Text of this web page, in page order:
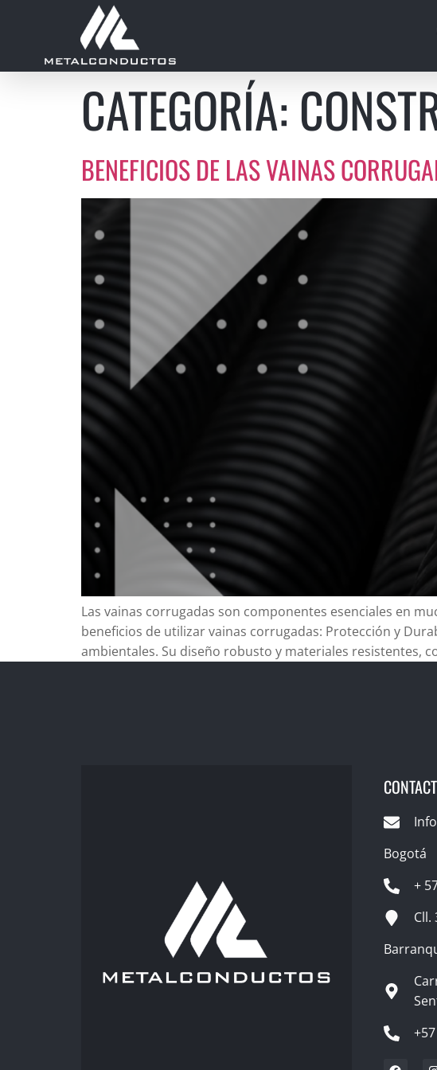
CATEGORÍA:
BENEFICIOS DE LAS VAINAS
Las vainas corrugadas son componentes esenciales en
beneficios de utilizar vainas corrugadas: Protección y
ambientales. Su diseño robusto y materiales resistentes,
Bogotá
+
Cll.